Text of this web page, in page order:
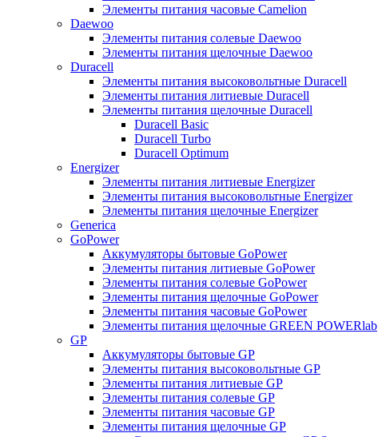
Элементы питания часовые Camelion
Daewoo
Элементы питания солевые Daewoo
Элементы питания щелочные Daewoo
Duracell
Элементы питания высоковольтные Duracell
Элементы питания литиевые Duracell
Элементы питания щелочные Duracell
Duracell Basic
Duracell Turbo
Duracell Optimum
Energizer
Элементы питания литиевые Energizer
Элементы питания высоковольтные Energizer
Элементы питания щелочные Energizer
Generica
GoPower
Аккумуляторы бытовые GoPower
Элементы питания литиевые GoPower
Элементы питания солевые GoPower
Элементы питания щелочные GoPower
Элементы питания часовые GoPower
Элементы питания щелочные GREEN POWERlab
GP
Аккумуляторы бытовые GP
Элементы питания высоковольтные GP
Элементы питания литиевые GP
Элементы питания солевые GP
Элементы питания часовые GP
Элементы питания щелочные GP